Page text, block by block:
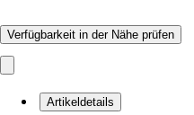
Verfügbarkeit in der Nähe prüfen
Artikeldetails